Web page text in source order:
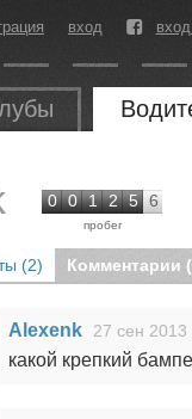
вход
0 0 1 2 5 6
пробег
(2) Комментарии
Alexenk 27 сен 2013
какой крепкий